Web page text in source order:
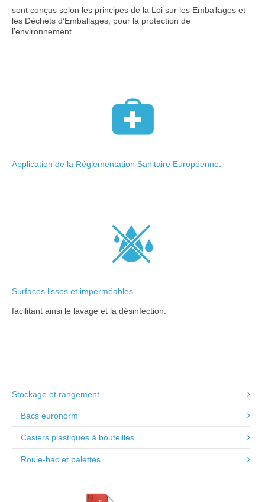
sont conçus selon les principes de la Loi sur les Emballages et
les Déchets d’Emballages, pour la protection de
l’environnement.
Application de la Réglementation Sanitaire Européenne.
Surfaces lisses et imperméables
facilitant ainsi le lavage et la désinfection.
Stockage et rangement
Bacs euronorm
Casiers plastiques à bouteilles
Roule-bac et palettes